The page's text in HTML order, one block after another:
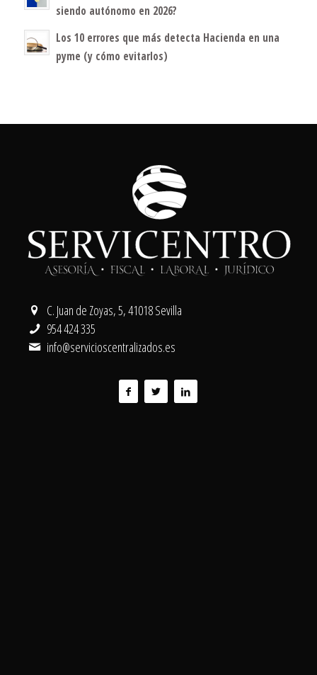
siendo autónomo en 2026?
Los 10 errores que más detecta Hacienda en una
pyme (y cómo evitarlos)
C. Juan de Zoyas, 5, 41018 Sevilla
954 424 335
info@servicioscentralizados.es